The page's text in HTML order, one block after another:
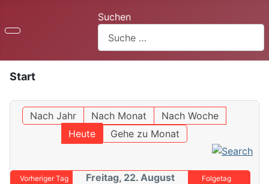
Suchen
Start
Nach Jahr Nach Monat
Nach Woche
Heute
Gehe zu Monat
Vorheriger Tag
Freitag, 22. August
Folgetag